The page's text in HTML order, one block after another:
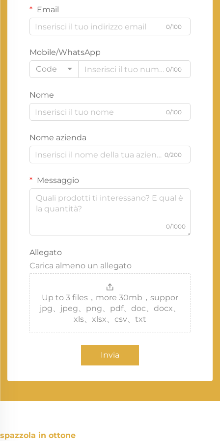
Email
0/100
Mobile/WhatsApp
Code
0/100
Nome
0/100
Nome azienda
0/200
Messaggio
0/1000
Allegato
Carica almeno un allegato
Up to 3 files，more 30mb，suppor
jpg、jpeg、png、pdf、doc、docx、
xls、xlsx、csv、txt
Invia
spazzola in ottone